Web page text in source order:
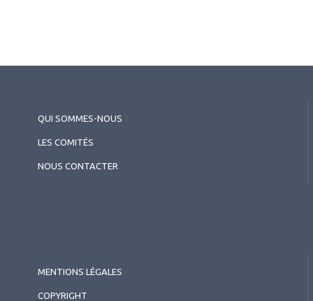
QUI SOMMES-NOUS
LES COMITÉS
NOUS CONTACTER
MENTIONS LÉGALES
COPYRIGHT